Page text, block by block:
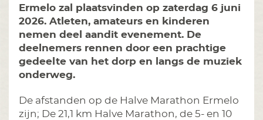
Ermelo zal plaatsvinden op zaterdag 6 juni
2026. Atleten, amateurs en kinderen
nemen deel aandit evenement. De
deelnemers rennen door een prachtige
gedeelte van het dorp en langs de muziek
onderweg.
De afstanden op de Halve Marathon Ermelo
zijn; De 21,1 km Halve Marathon, de 5- en 10